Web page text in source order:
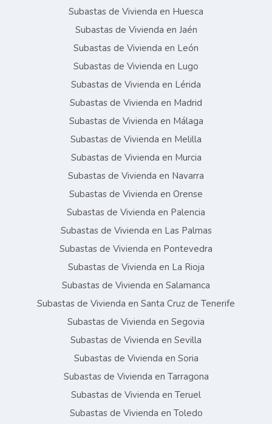
Subastas de Vivienda en Huesca
Subastas de Vivienda en Jaén
Subastas de Vivienda en León
Subastas de Vivienda en Lugo
Subastas de Vivienda en Lérida
Subastas de Vivienda en Madrid
Subastas de Vivienda en Málaga
Subastas de Vivienda en Melilla
Subastas de Vivienda en Murcia
Subastas de Vivienda en Navarra
Subastas de Vivienda en Orense
Subastas de Vivienda en Palencia
Subastas de Vivienda en Las Palmas
Subastas de Vivienda en Pontevedra
Subastas de Vivienda en La Rioja
Subastas de Vivienda en Salamanca
Subastas de Vivienda en Santa Cruz de Tenerife
Subastas de Vivienda en Segovia
Subastas de Vivienda en Sevilla
Subastas de Vivienda en Soria
Subastas de Vivienda en Tarragona
Subastas de Vivienda en Teruel
Subastas de Vivienda en Toledo